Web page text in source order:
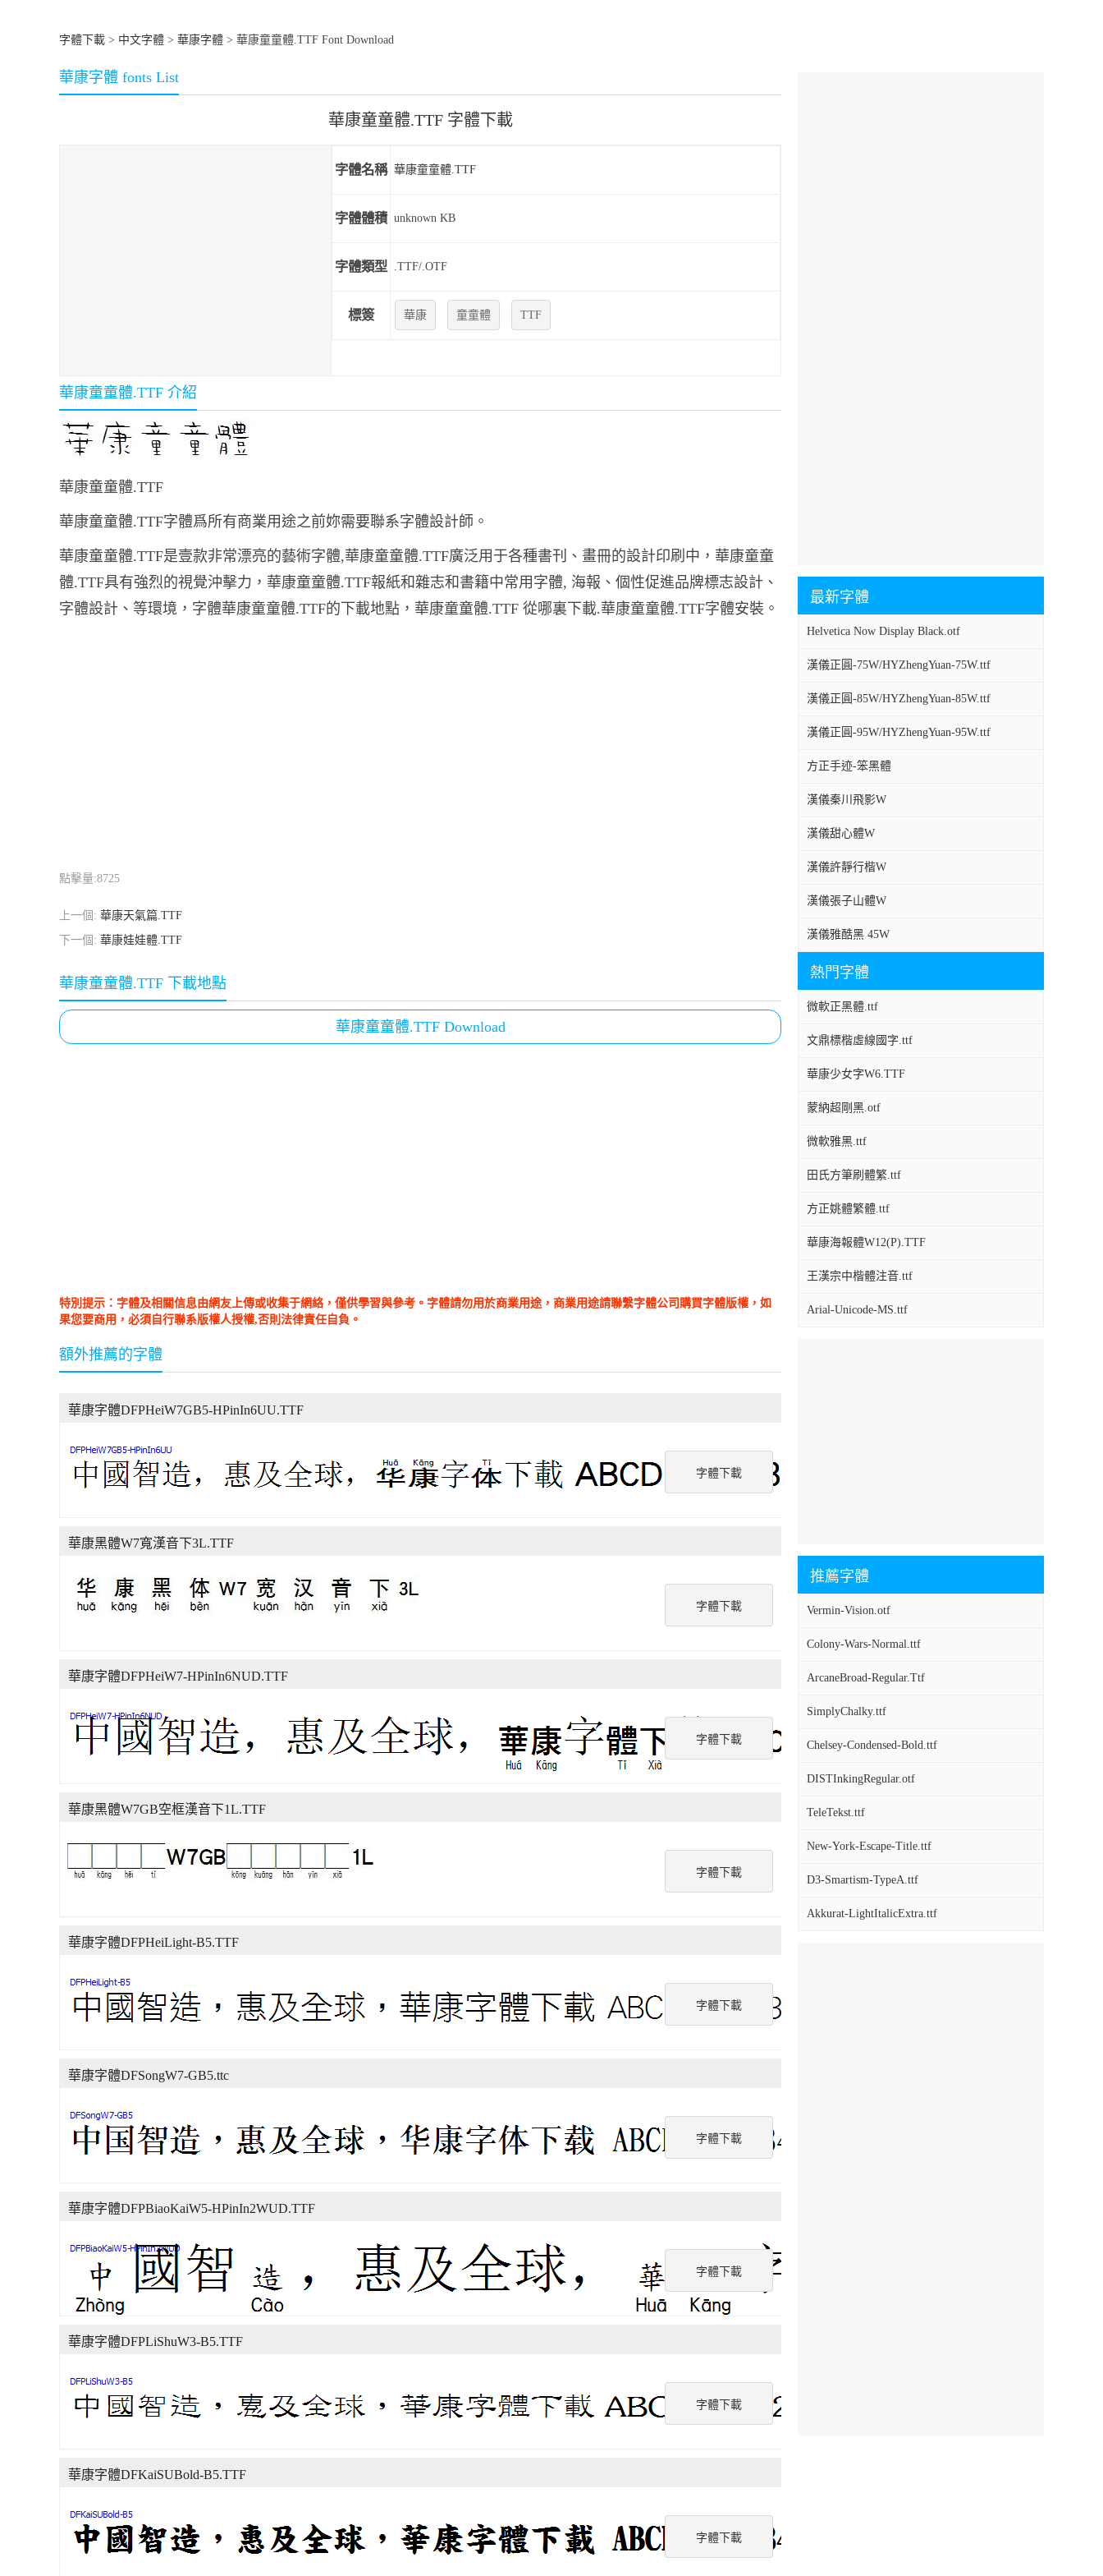
字體下載 > 中文字體 > 華康字體 > 華康童童體.TTF Font Download
最新字體
Helvetica Now Display Black.otf
漢儀正圓-75W/HYZhengYuan-75W.ttf
漢儀正圓-85W/HYZhengYuan-85W.ttf
漢儀正圓-95W/HYZhengYuan-95W.ttf
方正手迹-笨黑體
漢儀秦川飛影W
漢儀甜心體W
漢儀許靜行楷W
漢儀張子山體W
漢儀雅酷黑 45W
熱門字體
微軟正黑體.ttf
文鼎標楷虛線國字.ttf
華康少女字W6.TTF
蒙納超剛黑.otf
微軟雅黑.ttf
田氏方筆刷體繁.ttf
方正姚體繁體.ttf
華康海報體W12(P).TTF
王漢宗中楷體注音.ttf
Arial-Unicode-MS.ttf
推薦字體
Vermin-Vision.otf
Colony-Wars-Normal.ttf
ArcaneBroad-Regular.Ttf
SimplyChalky.ttf
Chelsey-Condensed-Bold.ttf
DISTInkingRegular.otf
TeleTekst.ttf
New-York-Escape-Title.ttf
D3-Smartism-TypeA.ttf
Akkurat-LightItalicExtra.ttf
華康字體 fonts List
華康童童體.TTF 字體下載
字體名稱 華康童童體.TTF
字體體積 unknown KB
字體類型 .TTF/.OTF
標簽 華康 童童體 TTF
華康童童體.TTF 介紹
華康童童體.TTF
華康童童體.TTF字體爲所有商業用途之前妳需要聯系字體設計師。
華康童童體.TTF是壹款非常漂亮的藝術字體,華康童童體.TTF廣泛用于各種書刊、畫冊的設計印刷中，華康童童
體.TTF具有強烈的視覺沖擊力，華康童童體.TTF報紙和雜志和書籍中常用字體, 海報、個性促進品牌標志設計、
字體設計、等環境，字體華康童童體.TTF的下載地點，華康童童體.TTF 從哪裏下載.華康童童體.TTF字體安裝。
點擊量:8725
上一個: 華康天氣篇.TTF
下一個: 華康娃娃體.TTF
華康童童體.TTF 下載地點
華康童童體.TTF Download
特別提示：字體及相關信息由網友上傳或收集于網絡，僅供學習與參考。字體請勿用於商業用途，商業用途請聯繫字體公司購買字體版權，如
果您要商用，必須自行聯系版權人授權,否則法律責任自負。
額外推薦的字體
字體下載
華康字體DFPHeiW7GB5-HPinIn6UU.TTF
字體下載
華康黑體W7寬漢音下3L.TTF
字體下載
華康字體DFPHeiW7-HPinIn6NUD.TTF
字體下載
華康黑體W7GB空框漢音下1L.TTF
字體下載
華康字體DFPHeiLight-B5.TTF
字體下載
華康字體DFSongW7-GB5.ttc
字體下載
華康字體DFPBiaoKaiW5-HPinIn2WUD.TTF
字體下載
華康字體DFPLiShuW3-B5.TTF
字體下載
華康字體DFKaiSUBold-B5.TTF